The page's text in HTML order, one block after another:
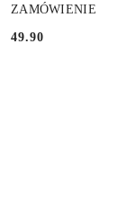
ZAMÓWIENIE
Cena:
49.90